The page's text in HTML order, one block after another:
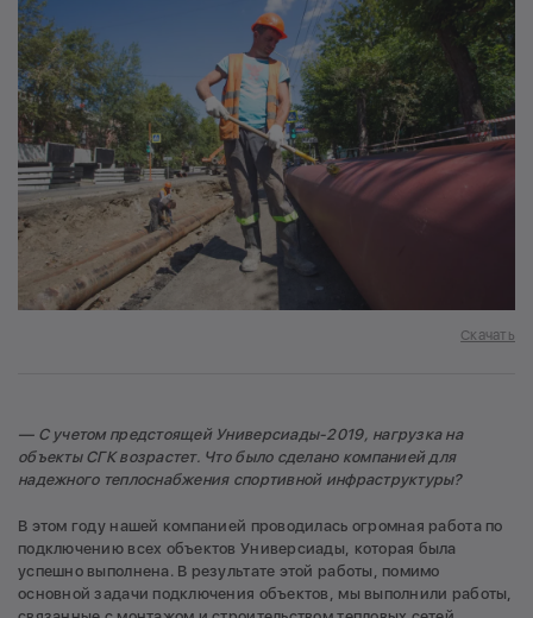
Скачать
— С учетом предстоящей Универсиады-2019, нагрузка на
объекты СГК возрастет. Что было сделано компанией для
надежного теплоснабжения спортивной инфраструктуры?
В этом году нашей компанией проводилась огромная работа по
подключению всех объектов Универсиады, которая была
успешно выполнена. В результате этой работы, помимо
основной задачи подключения объектов, мы выполнили работы,